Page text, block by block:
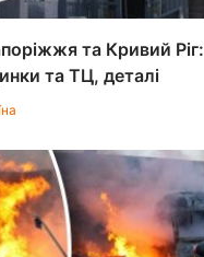
та Кривий Ріг:
та ТЦ, деталі